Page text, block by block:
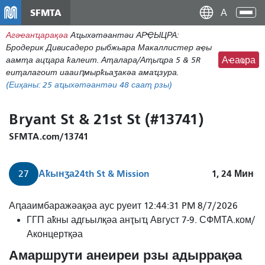
основному
содержаниу
SFMTA
Агәҽанҵарақәа Аҵыхәтәантәи АРҾЫЦРА:
Бродерик Дивисадеро рыбжьара Макаллистер аҿы
аамҭа ацҵара ҟалеит. Аҭалара/Аҭыҵра 5 & 5R
еиҭалагоит иааиԥмырҟьаӡакәа амаҵзура.
(Еиҳаны: 25 аҵыхәтәантәи 48 сааҭ рзы)
Аҽаҩра
Bryant St & 21st St (#13741)
SFMTA.com/13741
27 Аҟынӡа24th St & Mission 1, 24 Мин
27
Бриант
24th
&
Аԥааимбаражәақәа аус руеит 12:44:31 PM 8/7/2026
ГГП аҟны адгьылқәа анҭыҵ Август 7-9. СФМТА.ком/
Аконцертқәа
Амаршрути анеиреи рзы адыррақәа